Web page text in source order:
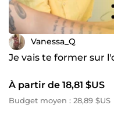
Vanessa_Q
Je vais te former sur
À partir de 18,81 $US
Budget moyen : 28,89 $US